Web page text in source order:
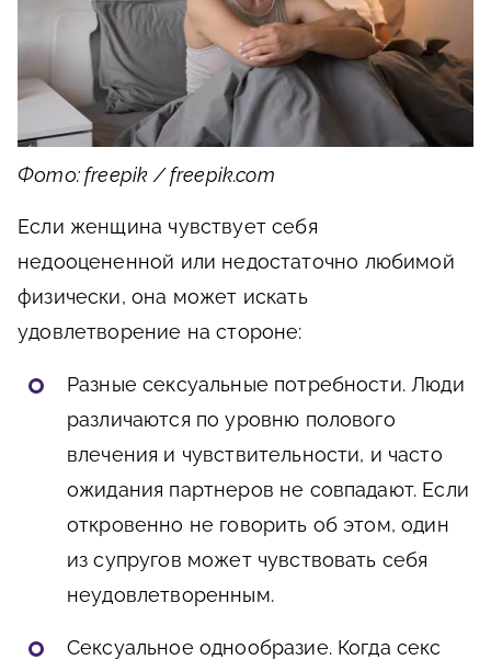
Фото: freepik / freepik.com
Если женщина чувствует себя
недооцененной или недостаточно любимой
физически, она может искать
удовлетворение на стороне:
Разные сексуальные потребности. Люди
различаются по уровню полового
влечения и чувствительности, и часто
ожидания партнеров не совпадают. Если
откровенно не говорить об этом, один
из супругов может чувствовать себя
неудовлетворенным.
Сексуальное однообразие. Когда секс